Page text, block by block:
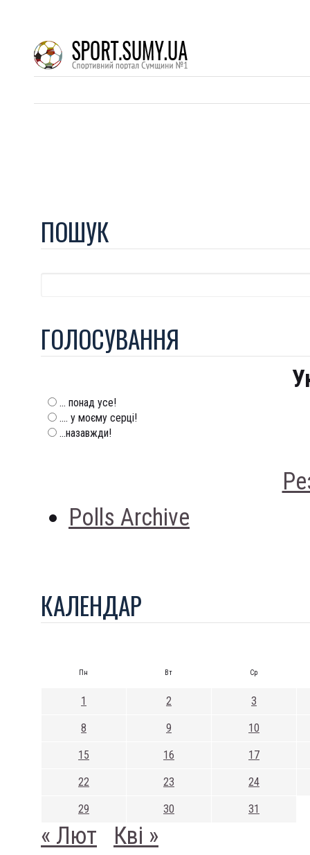
ПОШУК
ГОЛОСУВАННЯ
... понад усе!
.... у моєму серці!
...назавжди!
Polls Archive
КАЛЕНДАР
Пн Вт Ср
1 2 3
8 9 10
15 16 17
22 23 24
29 30 31
« Лют Кві »